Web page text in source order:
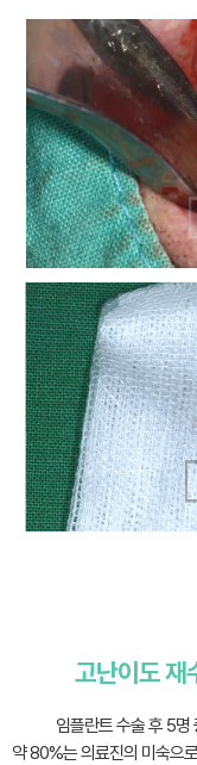
고난이도 재
임플란트 수술 후 5명
약 80%는 의료진의 미숙으